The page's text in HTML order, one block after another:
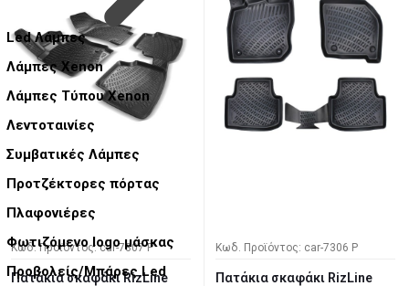
Led Λάμπες
Λάμπες Xenon
Λάμπες Τύπου Xenon
Λεντοταινίες
Συμβατικές Λάμπες
Προτζέκτορες πόρτας
Πλαφονιέρες
Φωτιζόμενο logo μάσκας
Προβολείς/Μπάρες Led
Κωδ. Προϊόντος: car-7307 P
Πατάκια σκαφάκι RizLine
Κωδ. Προϊόντος: car-7306 P
Πατάκια σκαφάκι RizLine